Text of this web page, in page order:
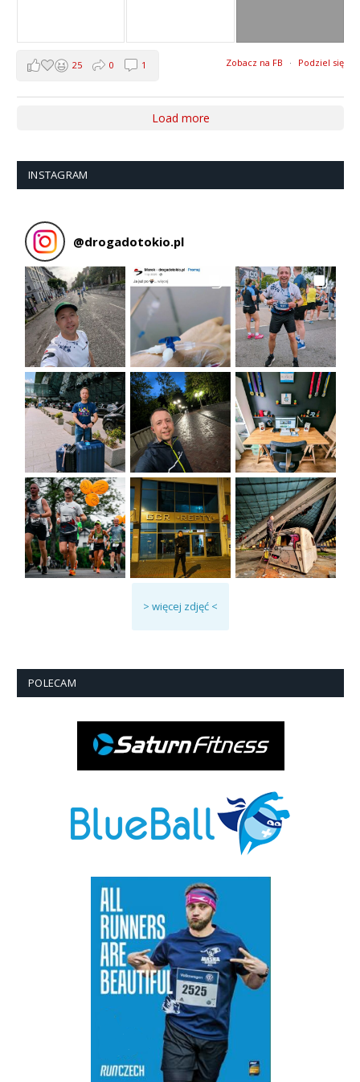
Zobacz na FB · Podziel się
25 0 1
Load more
INSTAGRAM
@drogadotokio.pl
> więcej zdjęć <
POLECAM